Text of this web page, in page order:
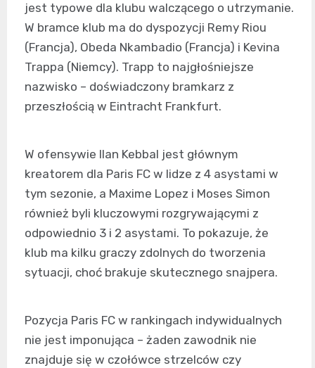
jest typowe dla klubu walczącego o utrzymanie.
W bramce klub ma do dyspozycji Remy Riou
(Francja), Obeda Nkambadio (Francja) i Kevina
Trappa (Niemcy). Trapp to najgłośniejsze
nazwisko – doświadczony bramkarz z
przeszłością w Eintracht Frankfurt.
W ofensywie Ilan Kebbal jest głównym
kreatorem dla Paris FC w lidze z 4 asystami w
tym sezonie, a Maxime Lopez i Moses Simon
również byli kluczowymi rozgrywającymi z
odpowiednio 3 i 2 asystami. To pokazuje, że
klub ma kilku graczy zdolnych do tworzenia
sytuacji, choć brakuje skutecznego snajpera.
Pozycja Paris FC w rankingach indywidualnych
nie jest imponująca – żaden zawodnik nie
znajduje się w czołówce strzelców czy